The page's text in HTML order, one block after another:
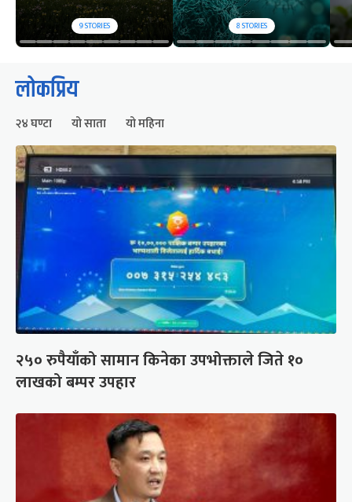
9STORIES 8STORIES
लोकप्रिय
२४ घण्टा यो साता यो महिना
२५० रुपैयाँको सामान किनेका उपभोक्ताले जिते १०
लाखको बम्पर उपहार